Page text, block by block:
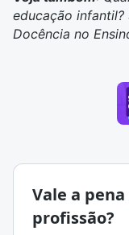
educação infantil?
Docência no
Vale a
profissão?